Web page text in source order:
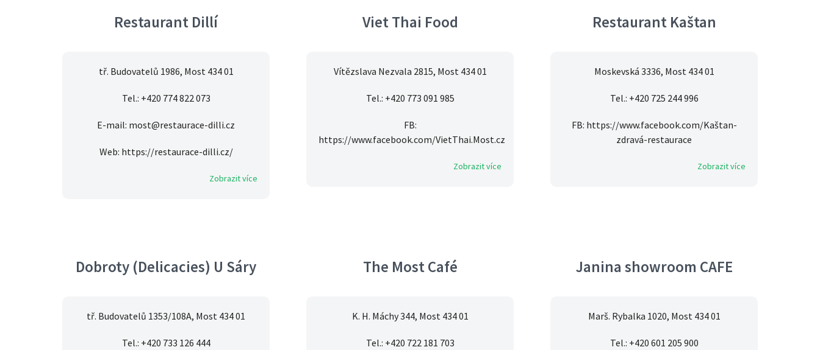
Restaurant Dillí
tř. Budovatelů 1986, Most 434 01
Tel.: +420 774 822 073
E-mail: most@restaurace-dilli.cz
Web: https://restaurace-dilli.cz/
Zobrazit více
Viet Thai Food
Vítězslava Nezvala 2815, Most 434 01
Tel.: +420 773 091 985
FB:
https://www.facebook.com/VietThai.Most.cz
Zobrazit více
Restaurant Kaštan
Moskevská 3336, Most 434 01
Tel.: +420 725 244 996
FB: https://www.facebook.com/Kaštan-
zdravá-restaurace
Zobrazit více
Dobroty (Delicacies) U Sáry
tř. Budovatelů 1353/108A, Most 434 01
Tel.: +420 733 126 444
The Most Café
K. H. Máchy 344, Most 434 01
Tel.: +420 722 181 703
Janina showroom CAFE
Marš. Rybalka 1020, Most 434 01
Tel.: +420 601 205 900